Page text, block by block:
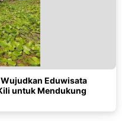
Eduwisata
untuk Mendukung